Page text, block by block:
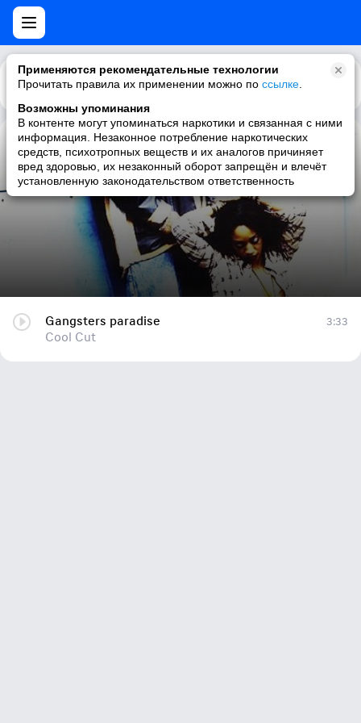
Применяются рекомендательные технологии
Прочитать правила их применении можно по ссылке
Возможны упоминания
В контенте могут упоминаться наркотики и связанная с ними
информация. Незаконное потребление наркотических
средств, психотропных веществ и их аналогов причиняет
вред здоровью, их незаконный оборот запрещён и влечёт
установленную законодательством ответственность
Каталог Рекомендации
Gangsters paradise
Cool Cut
Gangsters paradise
Cool Cut
3:33